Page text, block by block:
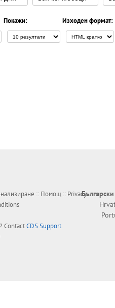
Покажи: Изходен формат:
:: Помощ :: Privacy
ContactCDS Support.
Български